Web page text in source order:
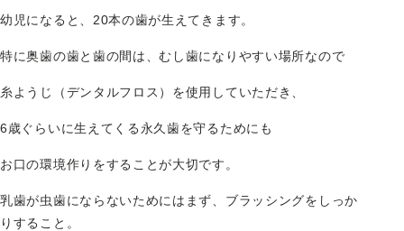
幼児になると、20本の歯が生えてきます。
特に奥歯の歯と歯の間は、むし歯になりやすい場所なので
糸ようじ（デンタルフロス）を使用していただき、
6歳ぐらいに生えてくる永久歯を守るためにも
お口の環境作りをすることが大切です。
乳歯が虫歯にならないためにはまず、ブラッシングをしっか
りすること。